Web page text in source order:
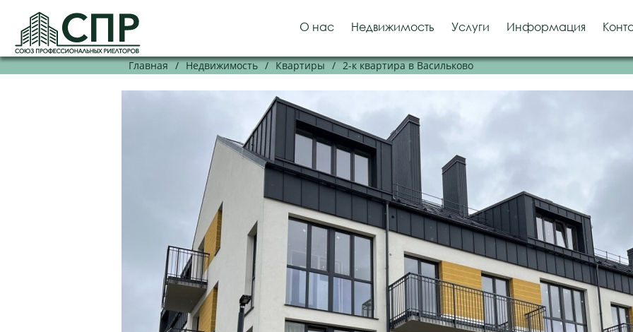
О нас Недвижимость Услуги Информация
Главная / Недвижимость / Квартиры / 2-к квартира в Васильково